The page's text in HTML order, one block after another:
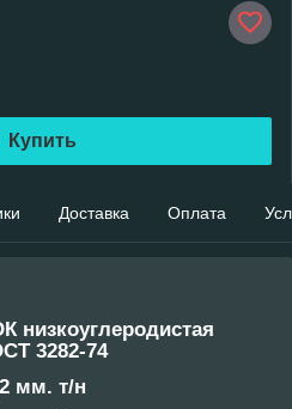
Купить
Доставка Оплата
низкоуглеродистая
3282-74
мм. т/н